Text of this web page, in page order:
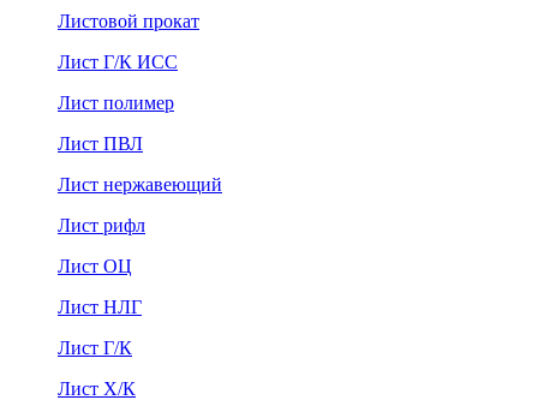
Листовой прокат
Лист Г/К ИСС
Лист полимер
Лист ПВЛ
Лист нержавеющий
Лист рифл
Лист ОЦ
Лист НЛГ
Лист Г/К
Лист Х/К